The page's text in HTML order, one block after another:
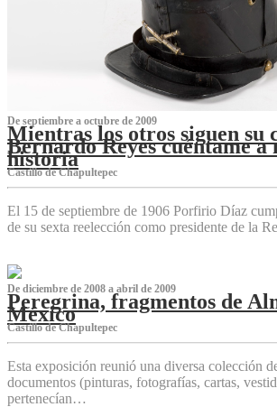
De septiembre a octubre de 2009
Mientras los otros siguen su
Bernardo Reyes cuéntame a
historia
Castillo de Chapultepec
El 15 de septiembre de 1906 Porfirio Díaz
de su sexta reelección como presidente de la
De diciembre de 2008 a abril de 2009
Peregrina, fragmentos de
México
Castillo de Chapultepec
Esta exposición reunió una diversa colección
documentos (pinturas, fotografías, cartas,
pertenecían…